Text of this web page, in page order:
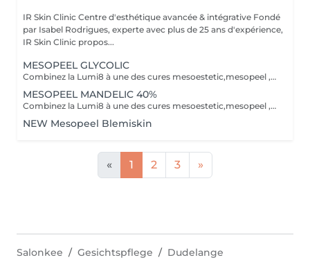
IR Skin Clinic Centre d'esthétique avancée & intégrative Fondé
par Isabel Rodrigues, experte avec plus de 25 ans d'expérience,
IR Skin Clinic propos...
MESOPEEL GLYCOLIC
Combinez la Lumi8 à une des cures mesoestetic,mesopeel , mesoéclat... afin d'obtenir un résultat spectaculaire et durable. Recommandé pour l'anti-aging , les peaux acnéique , affaissées , les rides . les cicatrices et les autres imperfections de la peau. Bienvenue dans une nouvelle ère dans les soins du visage et du corps . Résultat spectaculaires , efficaces , durables et scientifiquement avérés, visible dès la première séance. Traitement indolore et non invasif Comme entretien ou prévention La réalisation d'un peeling, plusieurs fois par an, aide à maintenir un aspect sain et à améliorer la texture de la peau, en agissant préventivement contre le vieillissement.mesopeel® est la gamme la plus avancée de peelings chimiques spécifiquement conçue pour les professionnels nécessitant des produits sûrs, efficaces, faciles à utiliser et contrôlables. mesopeel® permet de traiter les hyperpigmentations, les manifestations de chaque phase du vieillissement et les esthétopathies telles que l'acné et ses séquelles, la couperose, la rosacée, les vergetures et d'autres imperfections.
MESOPEEL MANDELIC 40%
Combinez la Lumi8 à une des cures mesoestetic,mesopeel , mesoéclat... afin d'obtenir un résultat spectaculaire et durable. Recommandé pour l'anti-aging , les peaux acnéique , affaissées , les rides . les cicatrices et les autres imperfections de la peau. Bienvenue dans une nouvelle ère dans les soins du visage et du corps . Résultat spectaculaires , efficaces , durables et scientifiquement avérés, visible dès la première séance. Traitement indolore et non invasif Le micro-needling est un traitement qui utilise de minuscules aiguilles pour provoquer des minuscules perforations dans la peau. Ces petits points de contact encouragent le corps à créer une guérison curative ainsi qu'a resserrer, soulever et rajeunir la peau. Au fur et a mesure que votre peau se répare, la production de collagène et d'élastine se déclenche pour donner un effet repeuplant et raffermissant presque immédiat. Il peut également s'attaquer à d'autres problèmes de lésions cutanées tels que les cicatrices , les marques foncées, des dommages causés par le soleil et le vieillissement.mesopeel® est la gamme la plus avancée de peelings chimiques spécifiquement conçue pour les professionnels nécessitant des produits sûrs, efficaces, faciles à utiliser et contrôlables. mesopeel® permet de traiter les hyperpigmentations, les manifestations de chaque phase du vieillissement et les esthétopathies telles que l'acné et ses séquelles, la couperose, la rosacée, les vergetures et d'autres imperfections.
NEW Mesopeel Blemiskin
« 1 2 3 »
Salonkee Gesichtspflege
Dudelange